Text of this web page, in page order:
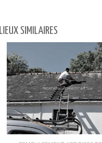
LIEUX SIMILAIRES